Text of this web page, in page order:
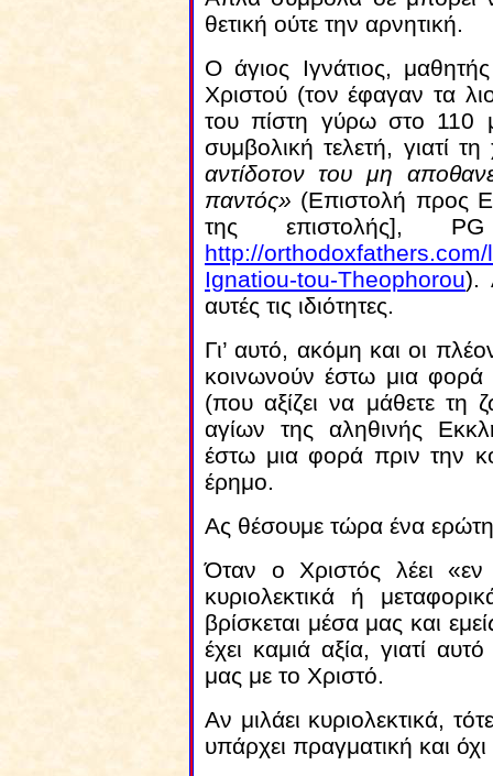
θετική ούτε την αρνητική.
Ο άγιος Ιγνάτιος,
Χριστού (τον έφαγαν τα
του πίστη γύρω στο 110
συμβολική τελετή, γιατί τη
αντίδοτον του μη
παντός» (Επιστολή προς
της επιστολής],
http://
Ignatiou-tou-Theophorou).
αυτές τις ιδιότητες.
Γι’ αυτό, ακόμη και οι
κοινωνούν έστω μια
(που αξίζει να μάθετε
αγίων της αληθινής
έστω μια φορά πριν την
έρημο.
Ας θέσουμε τώρα ένα
Όταν ο Χριστός λέει
κυριολεκτικά ή
βρίσκεται μέσα μας και
έχει καμιά αξία, γιατί
μας με το Χριστό.
Αν μιλάει κυριολεκτικά,
υπάρχει πραγματική και